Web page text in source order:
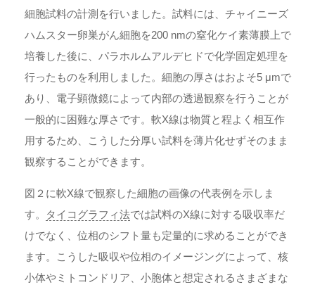
細胞試料の計測を行いました。試料には、チャイニーズ
ハムスター卵巣がん細胞を200 nmの窒化ケイ素薄膜上で
培養した後に、パラホルムアルデヒドで化学固定処理を
行ったものを利用しました。細胞の厚さはおよそ5 μmで
あり、電子顕微鏡によって内部の透過観察を行うことが
一般的に困難な厚さです。軟X線は物質と程よく相互作
用するため、こうした分厚い試料を薄片化せずそのまま
観察することができます。
図２に軟X線で観察した細胞の画像の代表例を示しま
す。
タイコグラフィ法では試料のX線に対する吸収率だ
けでなく、位相のシフト量も定量的に求めることができ
ます。こうした吸収や位相のイメージングによって、核
小体やミトコンドリア、小胞体と想定されるさまざまな